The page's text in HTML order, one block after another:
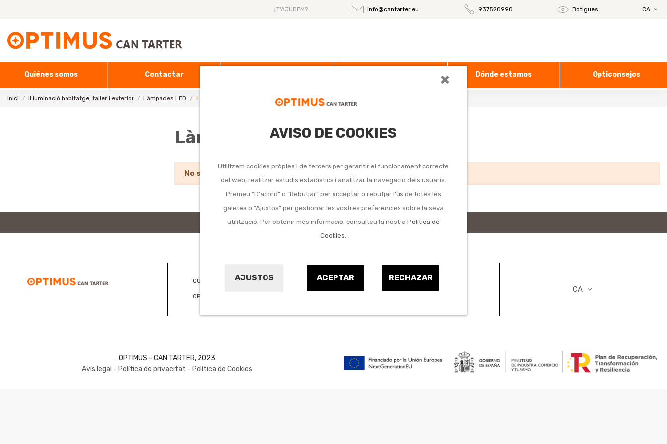
×
AVISO DE COOKIES
Utilitzem cookies pròpies i de tercers per garantir el funcionament correcte
del web, realitzar estudis estadístics i analitzar la navegació dels usuaris.
Premeu “D'acord” o “Rebutjar” per acceptar o rebutjar l'ús de totes les
galetes o “Ajustos” per gestionar les vostres preferències sobre la seva
utilització. Per obtenir més informació, consulteu la nostra Política de
Cookies.
AJUSTOS ACEPTAR RECHAZAR
¿T'AJUDEM? info@cantarter.eu 937520990 Botigues CA
Quiénes somos Contactar Dónde estamos Opticonsejos
Inici Il.luminació habitatge, taller i exterior Làmpades LED Làmpades LED globus
Làmpades LED globus
No s'han trobat productes amb aquesta cerca.
QUI SOM ELS NOSTRES VALORS
OPTICONSELLS
CA
OPTIMUS - CAN TARTER, 2023
Avís legal - Política de privacitat - Política de Cookies